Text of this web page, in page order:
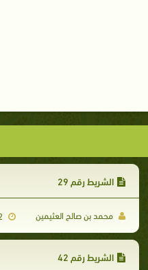
الشريط رقم 29
محمد بن صالح العثيمين
الشريط رقم 42